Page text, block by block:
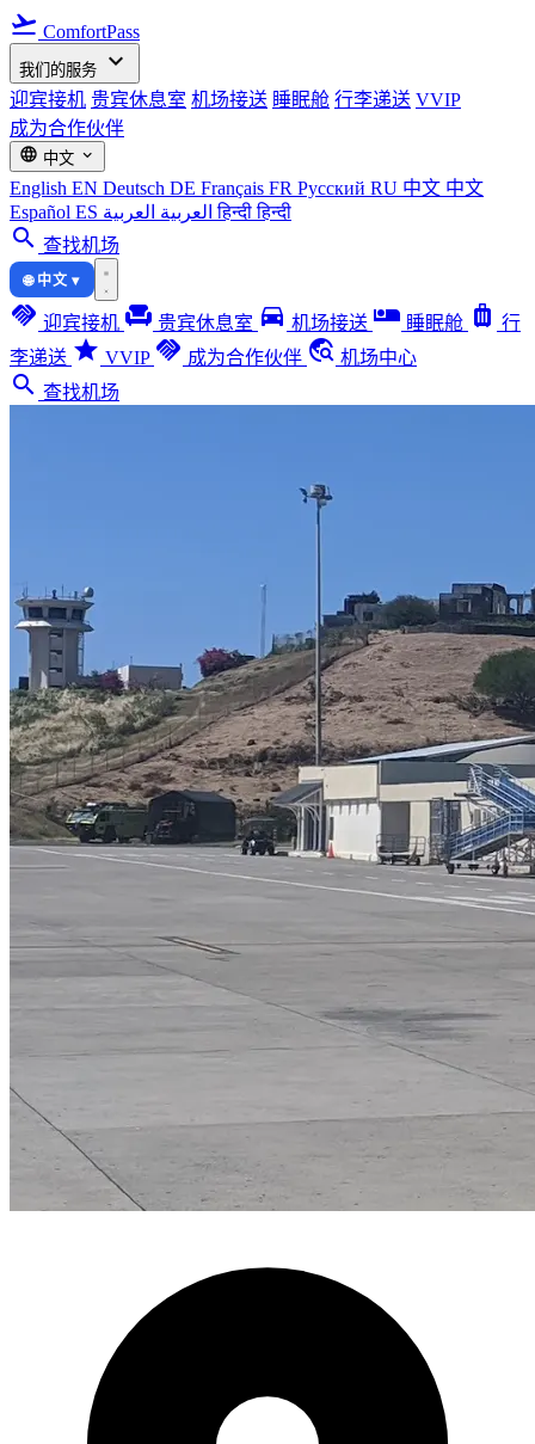
flight_takeoff ComfortPass
我们的服务 expand_more
迎宾接机 贵宾休息室 机场接送 睡眠舱 行李递送 VVIP
成为合作伙伴
language 中文 expand_more
English EN Deutsch DE Français FR Русский RU 中文 中文
Español ES العربية العربية हिन्दीहिन्दी
search 查找机场
🌐 中文 ▾
handshake 迎宾接机 chair 贵宾休息室 directions_car 机场接送 airline_seat_individual_suite 睡眠舱 luggage 行
李递送 star VVIP handshake 成为合作伙伴 travel_explore 机场中心
search 查找机场